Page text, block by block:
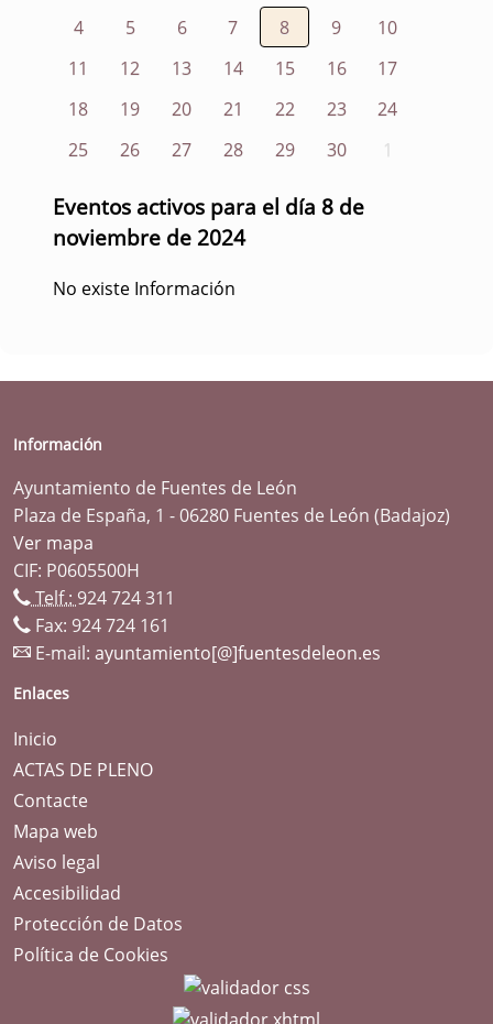
4
5 6 7 8 9
10
11
12 13 14 15 16
17
18
19 20 21 22 23
24
25
26 27 28 29 30 1
Eventos activos para el día 8 de
noviembre de 2024
No existe Información
Información
Ayuntamiento de Fuentes de León
Plaza de España, 1 - 06280 Fuentes de León (Badajoz)
Ver mapa
CIF: P0605500H
Telf.: 924 724 311
Fax: 924 724 161
E-mail: ayuntamiento[@]fuentesdeleon.es
Enlaces
Inicio
ACTAS DE PLENO
Contacte
Mapa web
Aviso legal
Accesibilidad
Protección de Datos
Política de Cookies